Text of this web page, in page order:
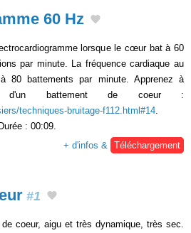
60 Hz
lorsque le cœur bat à 60
par minute. La fréquence cardiaque au
80 battements par minute. Apprenez à
d'un battement de coeur :
techniques-bruitage-f112.html#14
Durée : 00:09.
+ d'infos &
Téléchargement
#1
coeur, aigu et très dynamique, très sec.